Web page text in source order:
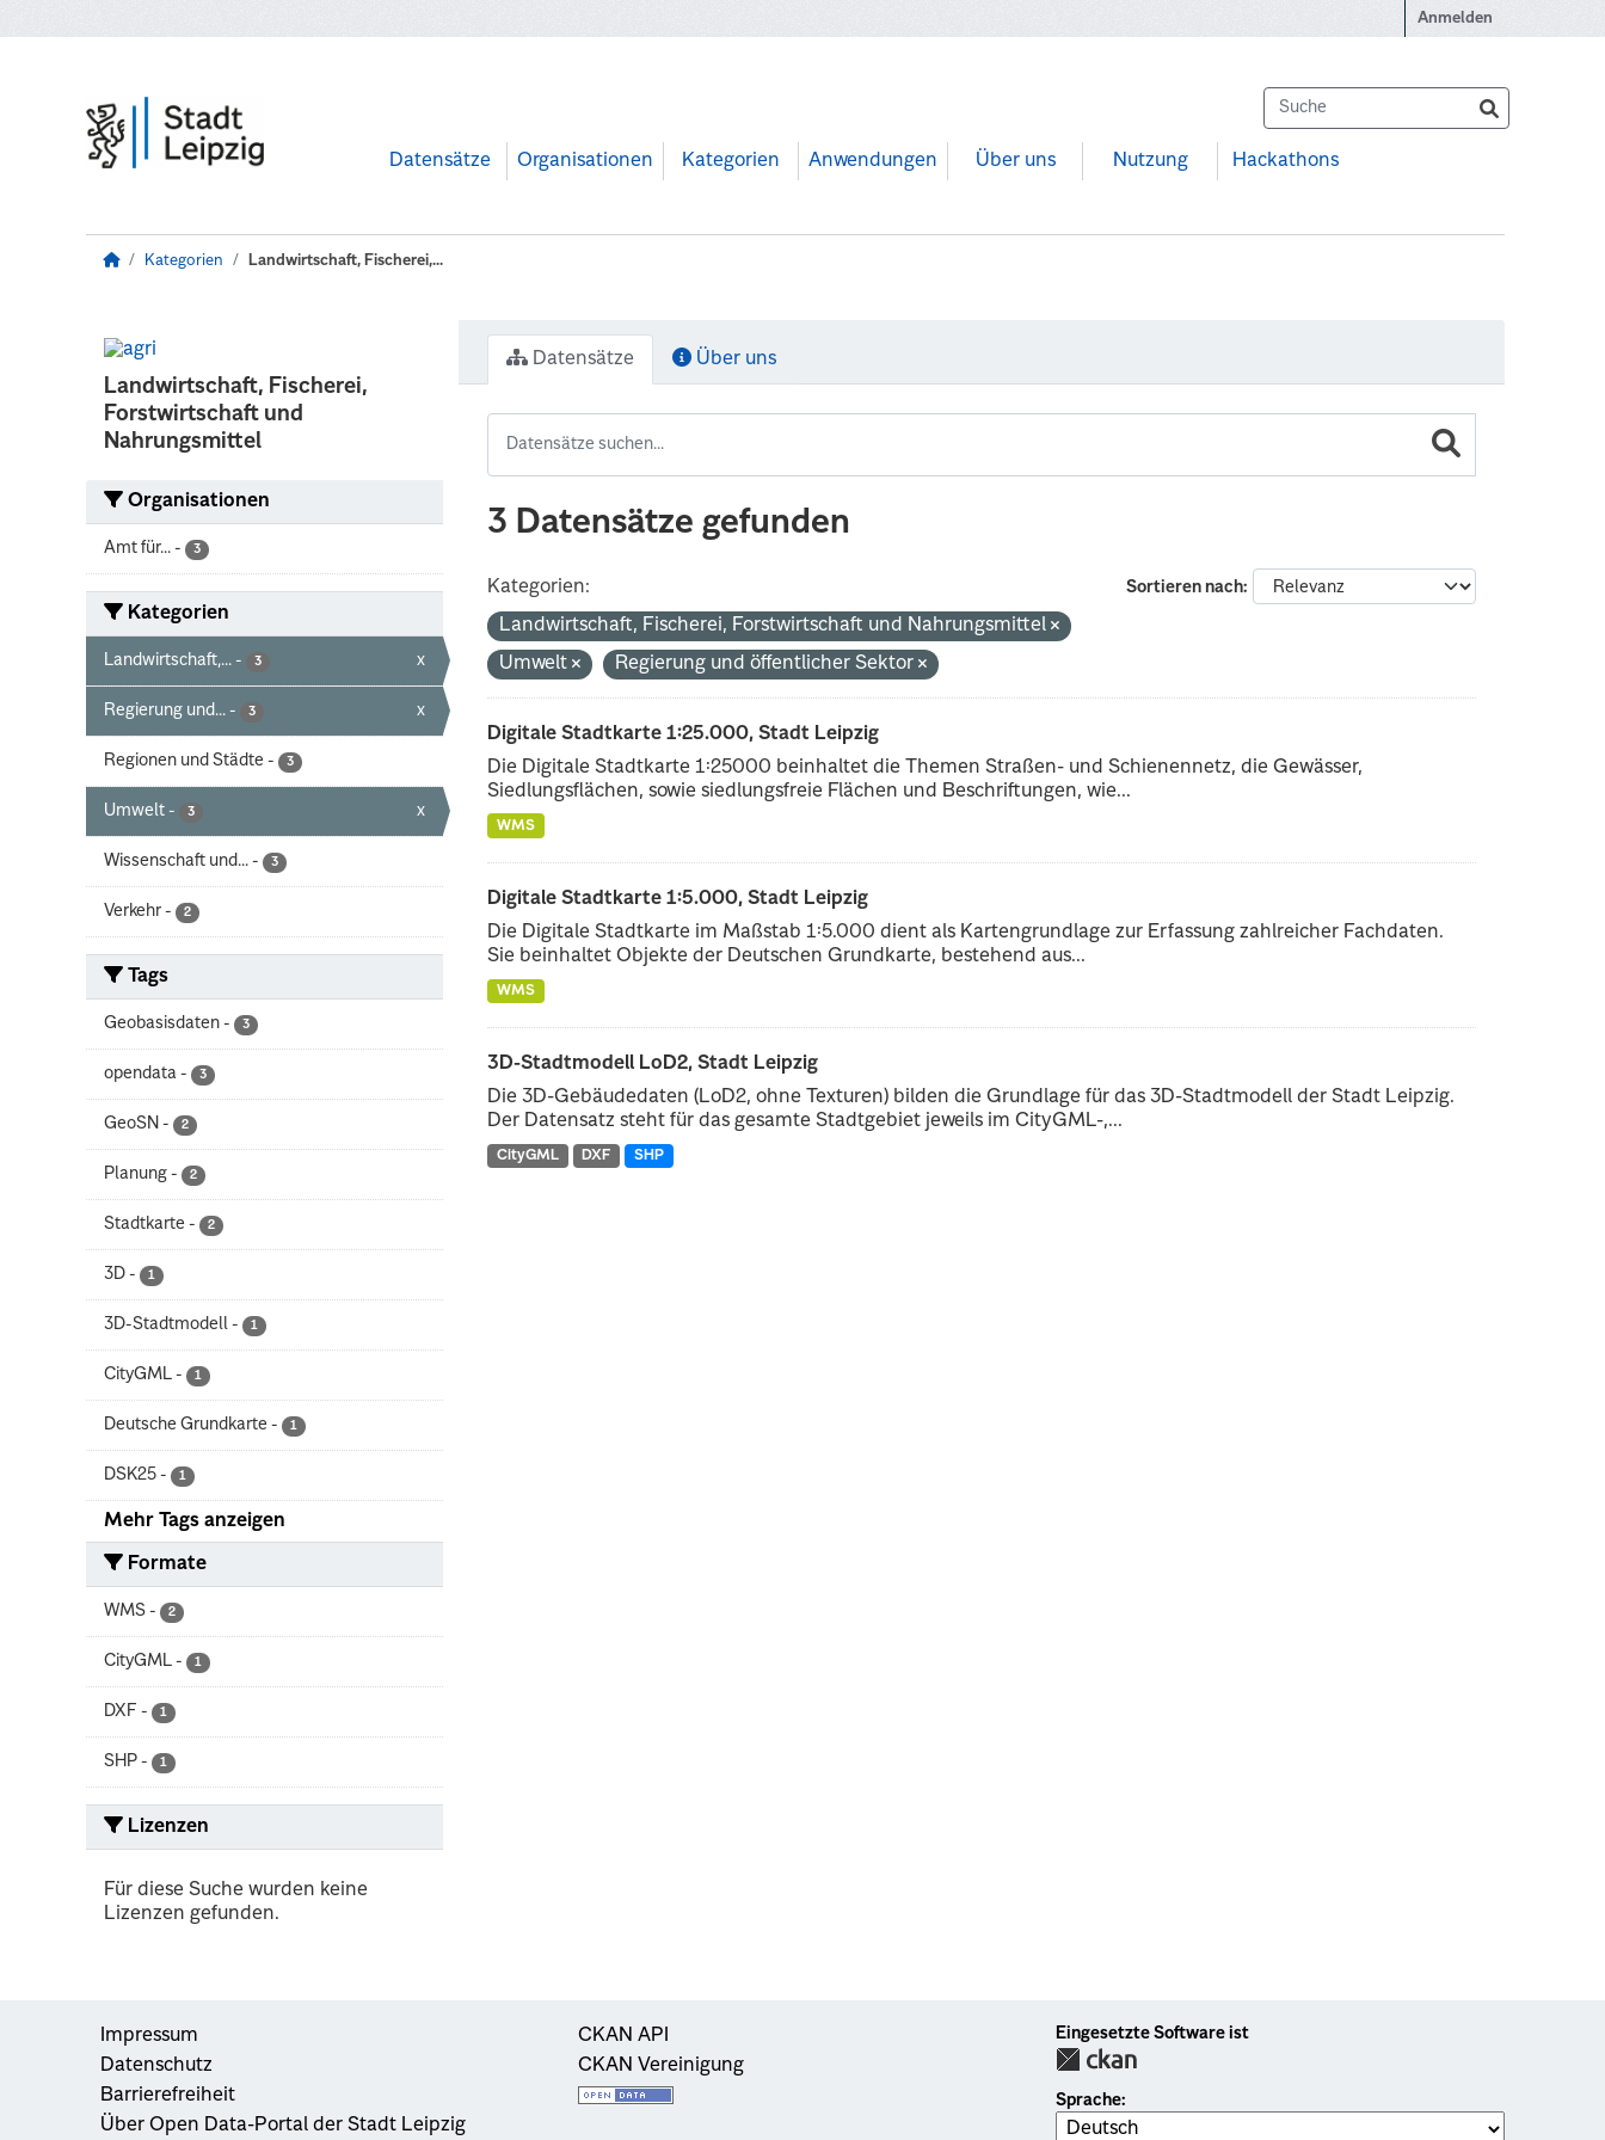
Anmelden
Datensätze Organisationen Kategorien Anwendungen Über uns Nutzung Hackathons
Kategorien Landwirtschaft, Fischerei,...
Landwirtschaft, Fischerei,
Forstwirtschaft und
Nahrungsmittel
Organisationen
Amt für... - 3
Kategorien
Landwirtschaft,... - 3 x
Regierung und... - 3 x
Regionen und Städte - 3
Umwelt - 3 x
Wissenschaft und... - 3
Verkehr - 2
Tags
Geobasisdaten - 3
opendata - 3
GeoSN - 2
Planung - 2
Stadtkarte - 2
3D - 1
3D-Stadtmodell - 1
CityGML - 1
Deutsche Grundkarte - 1
DSK25 - 1
Mehr Tags anzeigen
Formate
WMS - 2
CityGML - 1
DXF - 1
SHP - 1
Lizenzen
Für diese Suche wurden keine
Lizenzen gefunden.
Datensätze Über uns
3 Datensätze gefunden
Sortieren nach
Kategorien:
Landwirtschaft, Fischerei, Forstwirtschaft und Nahrungsmittel
Umwelt
Regierung und öffentlicher Sektor
Digitale Stadtkarte 1:25.000, Stadt Leipzig
Die Digitale Stadtkarte 1:25000 beinhaltet die Themen Straßen- und Schienennetz, die Gewässer,
Siedlungsflächen, sowie siedlungsfreie Flächen und Beschriftungen, wie...
WMS
Digitale Stadtkarte 1:5.000, Stadt Leipzig
Die Digitale Stadtkarte im Maßstab 1:5.000 dient als Kartengrundlage zur Erfassung zahlreicher Fachdaten.
Sie beinhaltet Objekte der Deutschen Grundkarte, bestehend aus...
WMS
3D-Stadtmodell LoD2, Stadt Leipzig
Die 3D-Gebäudedaten (LoD2, ohne Texturen) bilden die Grundlage für das 3D-Stadtmodell der Stadt Leipzig.
Der Datensatz steht für das gesamte Stadtgebiet jeweils im CityGML-,...
CityGML DXF SHP
Impressum
Datenschutz
Barrierefreiheit
Über Open Data-Portal der Stadt Leipzig
CKAN API
CKAN Vereinigung
Eingesetzte Software ist
Sprache